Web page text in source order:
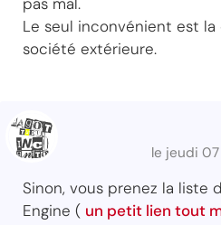
Le seul inconvénient est
société extérieure.
le jeudi
Sinon, vous prenez la liste
Engine ( un petit lien tout